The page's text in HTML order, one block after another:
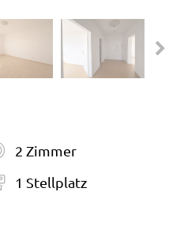
2 Zimmer
1 Stellplatz